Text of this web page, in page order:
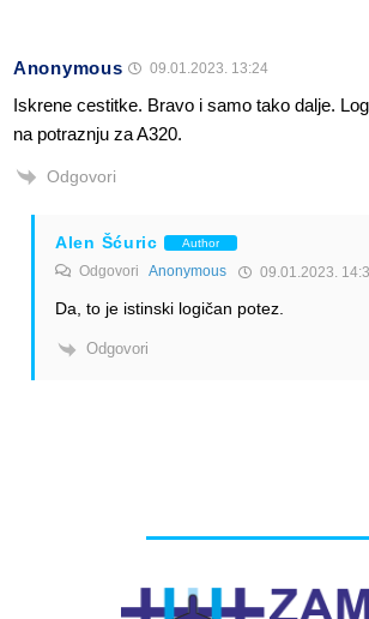
Anonymous 09.01.2023. 13:24
Iskrene cestitke. Bravo i samo tako dalje.
na potraznju za A320.
Odgovori
Alen Šćuric Author
Odgovori Anonymous 09.01.2023.
Da, to je istinski logičan potez.
Odgovori